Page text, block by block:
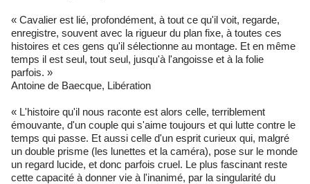
« Cavalier est lié, profondément, à tout ce qu'il voit, regarde,
enregistre, souvent avec la rigueur du plan fixe, à toutes ces
histoires et ces gens qu'il sélectionne au montage. Et en même
temps il est seul, tout seul, jusqu'à l'angoisse et à la folie
parfois. »
Antoine de Baecque, Libération
« L'histoire qu'il nous raconte est alors celle, terriblement
émouvante, d'un couple qui s'aime toujours et qui lutte contre le
temps qui passe. Et aussi celle d'un esprit curieux qui, malgré
un double prisme (les lunettes et la caméra), pose sur le monde
un regard lucide, et donc parfois cruel. Le plus fascinant reste
cette capacité à donner vie à l'inanimé, par la singularité du